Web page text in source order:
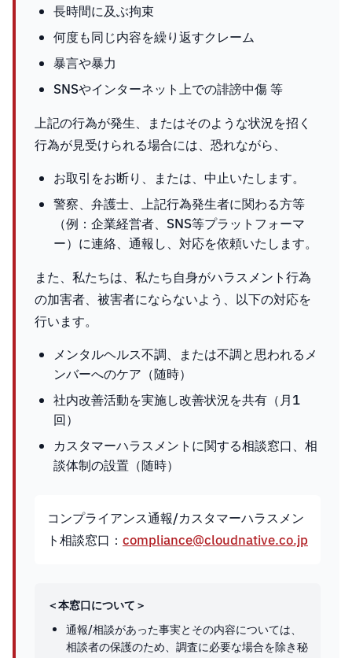
長時間に及ぶ拘束
何度も同じ内容を繰り返すクレーム
暴言や暴力
SNSやインターネット上での誹謗中傷 等
上記の行為が発生、またはそのような状況を招く
行為が見受けられる場合には、恐れながら、
お取引をお断り、または、中止いたします。
警察、弁護士、上記行為発生者に関わる方等
（例：企業経営者、SNS等プラットフォーマ
ー）に連絡、通報し、対応を依頼いたします。
また、私たちは、私たち自身がハラスメント行為
の加害者、被害者にならないよう、以下の対応を
行います。
メンタルヘルス不調、または不調と思われるメ
ンバーへのケア（随時）
社内改善活動を実施し改善状況を共有（月1
回）
カスタマーハラスメントに関する相談窓口、相
談体制の設置（随時）
コンプライアンス通報/カスタマーハラスメン
ト相談窓口： compliance@cloudnative.co.jp
＜本窓口について＞
通報/相談があった事実とその内容については、
相談者の保護のため、調査に必要な場合を除き秘